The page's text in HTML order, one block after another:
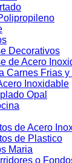
Decorativos
de Acero
Carnes Frias y
Inoxidable
Opal
de Acero
de Plastico
Maria
o